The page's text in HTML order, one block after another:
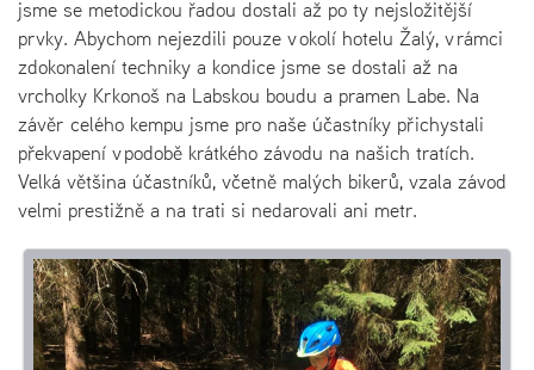
jsme se metodickou řadou dostali až po ty nejsložitější
prvky. Abychom nejezdili pouze v okolí hotelu Žalý, v rámci
zdokonalení techniky a kondice jsme se dostali až na
vrcholky Krkonoš na Labskou boudu a pramen Labe. Na
závěr celého kempu jsme pro naše účastníky přichystali
překvapení v podobě krátkého závodu na našich tratích.
Velká většina účastníků, včetně malých bikerů, vzala závod
velmi prestižně a na trati si nedarovali ani metr.